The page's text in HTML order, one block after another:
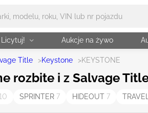
Aukcje na żywo
Title >Keystone >KEYSTONE
rozbite i z Salvage
10 SPRINTER 7 HIDEOUT 7